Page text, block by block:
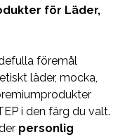
för Läder,
föremål
läder, mocka,
i den färg du valt.
personlig